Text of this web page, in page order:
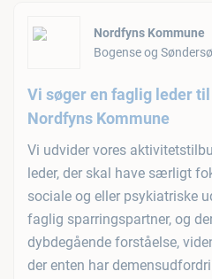
Nordfyns Kommune
Bogense og Søndersø
Vi søger en faglig leder
Nordfyns Kommune
Vi udvider vores
leder, der skal have særligt
sociale og eller psykiatriske
faglig sparringspartner, og
dybdegående forståelse,
der enten har